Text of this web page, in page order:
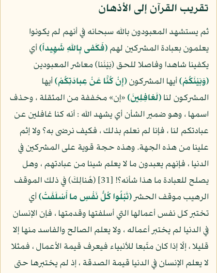
تقريب القرآن إلى الأذهان
ثم يستشهد المعبودون بالله سبحانه في أنهم لم يكونوا
يعلمون بعبادة المشركين لهم(فَكَفى بِاللهِ شَهِيداً)أي
يكفينا شاهدا وفاصلا للحق (بَيْنَنا) معاشر المعبودين
(وَبَيْنَكُمْ)أيها المشركون(إِنْ كُنَّا عَنْ عِبادَتِكُمْ)أيها
المشركون لنا(لَغافِلِينَ)«إن» مخففة من المثقلة ، وحذف
اسمها ، وهو ضمير الشأن أي يشهد الله : أنه كنا غافلين عن
عبادتكم لنا ، فإنا لم نعلم بذلك ، فكيف نرضى به؟ ولا إثم
علينا من هذه الجهة. وهذه حجة قوية على المشركين في
الدنيا ، فإنهم يعبدون ما لا يعلم شيئا من عبادتهم ، وهل
يصلح للعبادة ما هذا شأنه؟! [31] (هُنالِكَ) في ذلك الموقف
الرهيب موقف الحشر(تَبْلُوا كُلُّ نَفْسٍ ما أَسْلَفَتْ)أي
تختبر كل نفس أعمالها التي أسلفتها وقدمتها ، فإن الإنسان
في الدنيا لم يختبر أعماله ، ولا يعلم الصالح والفاسد منها إلا
قليلا ، إلّا إذا كان متّبعا للأنبياء فيعرف قيمة الأعمال ، فمثلا
لا يعلم الإنسان في الدنيا قيمة الصدقة ، إذ لم يختبرها حتى